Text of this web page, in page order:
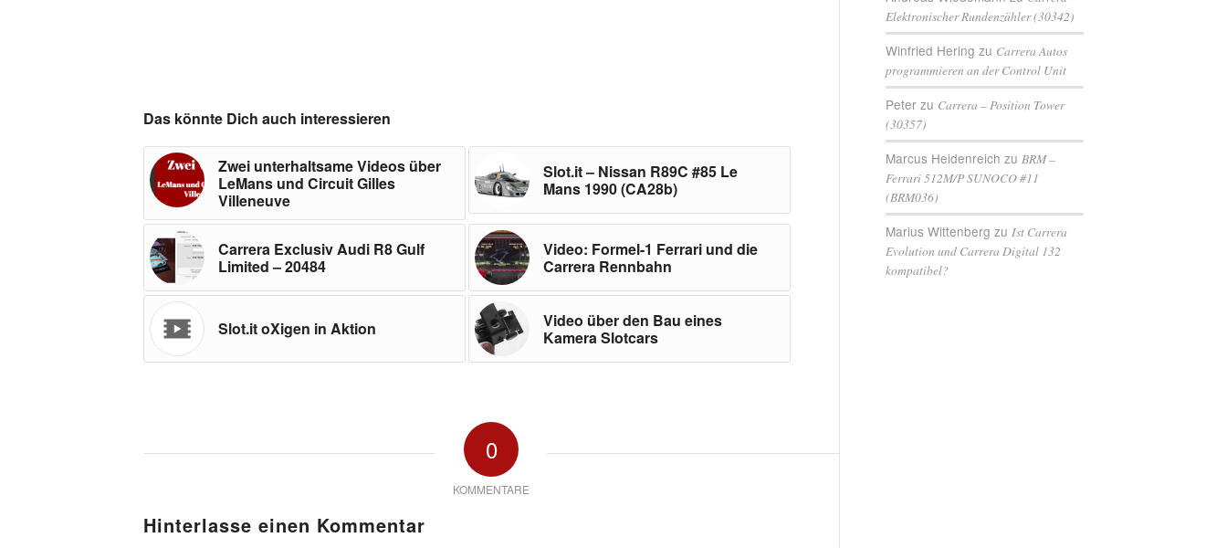
Das könnte Dich auch interessieren
Zwei unterhaltsame Videos über
LeMans und Circuit Gilles
Villeneuve
Slot.it – Nissan R89C #85 Le
Mans 1990 (CA28b)
Carrera Exclusiv Audi R8 Gulf
Limited – 20484
Video: Formel-1 Ferrari und die
Carrera Rennbahn
Slot.it oXigen in Aktion
Video über den Bau eines
Kamera Slotcars
0
KOMMENTARE
Hinterlasse einen Kommentar
Elektronischer Rundenzähler (30342)
Winfried Hering zu Carrera Autos
programmieren an der Control Unit
Peter zu Carrera – Position Tower
(30357)
Marcus Heidenreich zuBRM –
Ferrari 512M/P SUNOCO #11
(BRM036)
Marius Wittenberg zuIst Carrera
Evolution und Carrera Digital 132
kompatibel?